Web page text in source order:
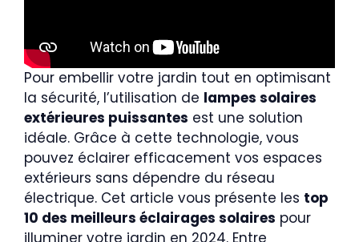
Pour embellir votre jardin tout en optimisant
la sécurité, l’utilisation de lampes solaires
extérieures puissantes est une solution
idéale. Grâce à cette technologie, vous
pouvez éclairer efficacement vos espaces
extérieurs sans dépendre du réseau
électrique. Cet article vous présente les top
10 des meilleurs éclairages solaires pour